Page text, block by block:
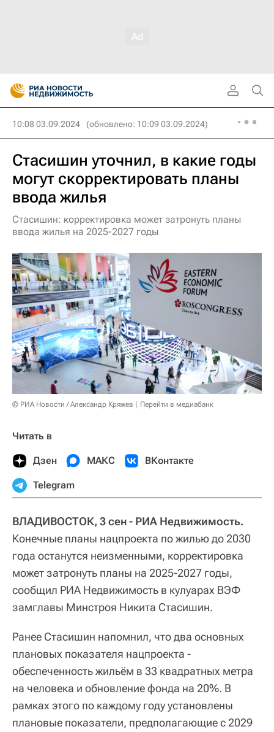
10:08 03.09.2024 (обновлено: 10:09 03.09.2024)
Стасишин уточнил, в какие годы
могут скорректировать планы
ввода жилья
Стасишин: корректировка может затронуть планы
ввода жилья на 2025-2027 годы
© РИА Новости / Александр Кряжев Перейти в медиабанк
Читать в
Дзен МАКС ВКонтакте
Telegram
ВЛАДИВОСТОК, 3 сен - РИА Недвижимость.
Конечные планы нацпроекта по жилью до 2030
года останутся неизменными, корректировка
может затронуть планы на 2025-2027 годы,
сообщил РИА Недвижимость в кулуарах ВЭФ
замглавы Минстроя Никита Стасишин.
Ранее Стасишин напомнил, что два основных
плановых показателя нацпроекта -
обеспеченность жильём в 33 квадратных метра
на человека и обновление фонда на 20%. В
рамках этого по каждому году установлены
плановые показатели, предполагающие с 2029